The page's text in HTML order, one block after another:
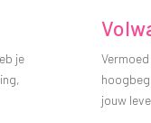
je
jouw